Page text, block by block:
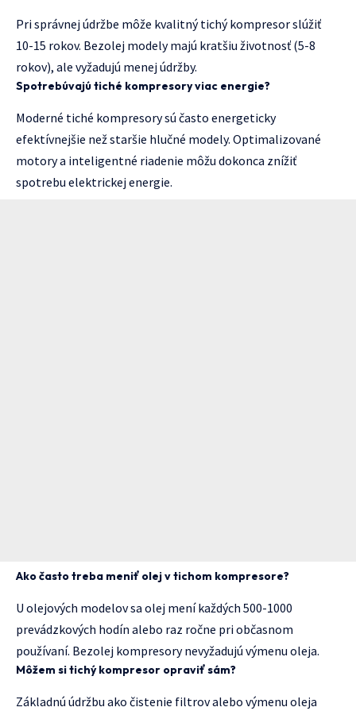
Pri správnej údržbe môže kvalitný tichý kompresor slúžiť
10-15 rokov. Bezolej modely majú kratšiu životnosť (5-8
rokov), ale vyžadujú menej údržby.
Spotrebúvajú tiché kompresory viac energie?
Moderné tiché kompresory sú často energeticky
efektívnejšie než staršie hlučné modely. Optimalizované
motory a inteligentné riadenie môžu dokonca znížiť
spotrebu elektrickej energie.
Ako často treba meniť olej v tichom kompresore?
U olejových modelov sa olej mení každých 500-1000
prevádzkových hodín alebo raz ročne pri občasnom
používaní. Bezolej kompresory nevyžadujú výmenu oleja.
Môžem si tichý kompresor opraviť sám?
Základnú údržbu ako čistenie filtrov alebo výmenu oleja